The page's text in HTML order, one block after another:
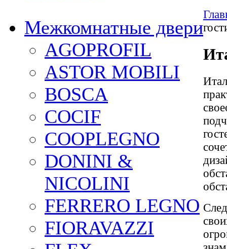
Межкомнатные двери
AGOPROFIL
ASTOR MOBILI
BOSCA
COCIF
COOPLEGNO
DONINI &
NICOLINI
FERRERO LEGNO
FIORAVAZZI